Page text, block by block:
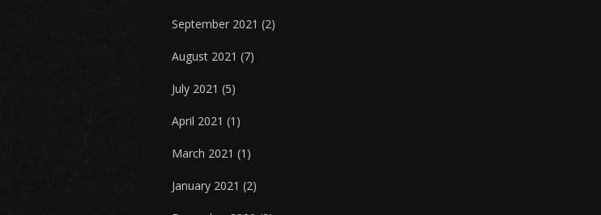
September 2021 (2)
August 2021 (7)
July 2021 (5)
April 2021 (1)
March 2021 (1)
January 2021 (2)